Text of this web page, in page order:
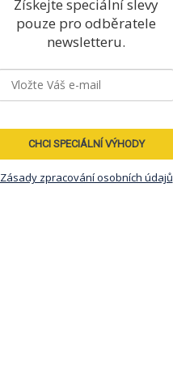
Získejte speciální slevy
pouze pro odběratele
newsletteru.
CHCI SPECIÁLNÍ VÝHODY
Zásady zpracování osobních údajů